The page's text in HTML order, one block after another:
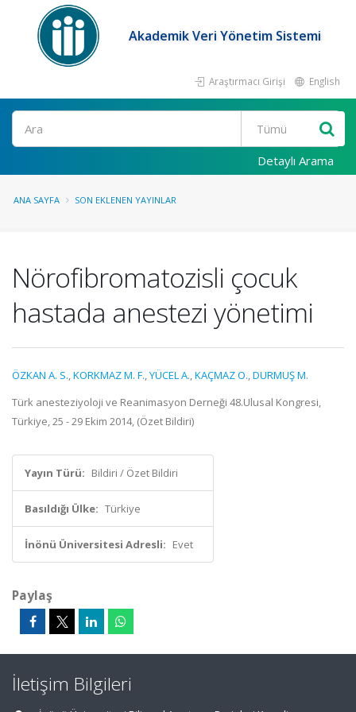
Akademik Veri Yönetim Sistemi
Araştırmacı Girişi English
Ara
Detaylı Arama
ANA SAYFA SON EKLENEN YAYINLAR
Nörofibromatozisli çocuk
hastada anestezi yönetimi
ÖZKAN A. S.,KORKMAZ M. F.,YÜCEL A.,KAÇMAZ O.,DURMUŞ M.
Türk anesteziyoloji ve Reanimasyon Derneği 48.Ulusal Kongresi,
Türkiye, 25 - 29 Ekim 2014, (Özet Bildiri)
Yayın Türü: Bildiri / Özet Bildiri
Basıldığı Ülke: Türkiye
İnönü Üniversitesi Adresli: Evet
Paylaş
İletişim Bilgileri